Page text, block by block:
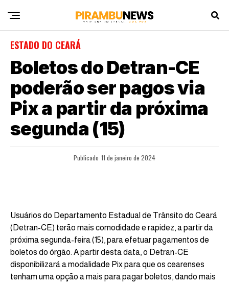
ESTADO DO CEARÁ
Boletos do Detran-CE
poderão ser pagos via
Pix a partir da próxima
segunda (15)
Publicado 11 de janeiro de 2024
Usuários do Departamento Estadual de Trânsito do Ceará
(Detran-CE) terão mais comodidade e rapidez, a partir da
próxima segunda-feira (15), para efetuar pagamentos de
boletos do órgão. A partir desta data, o Detran-CE
disponibilizará a modalidade Pix para que os cearenses
tenham uma opção a mais para pagar boletos, dando mais